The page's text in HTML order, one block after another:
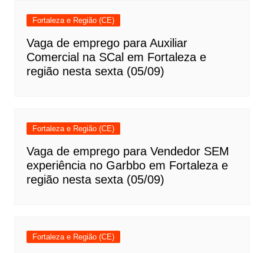
Fortaleza e Região (CE)
Vaga de emprego para Auxiliar
Comercial na SCal em Fortaleza e
região nesta sexta (05/09)
Fortaleza e Região (CE)
Vaga de emprego para Vendedor SEM
experiência no Garbbo em Fortaleza e
região nesta sexta (05/09)
Fortaleza e Região (CE)